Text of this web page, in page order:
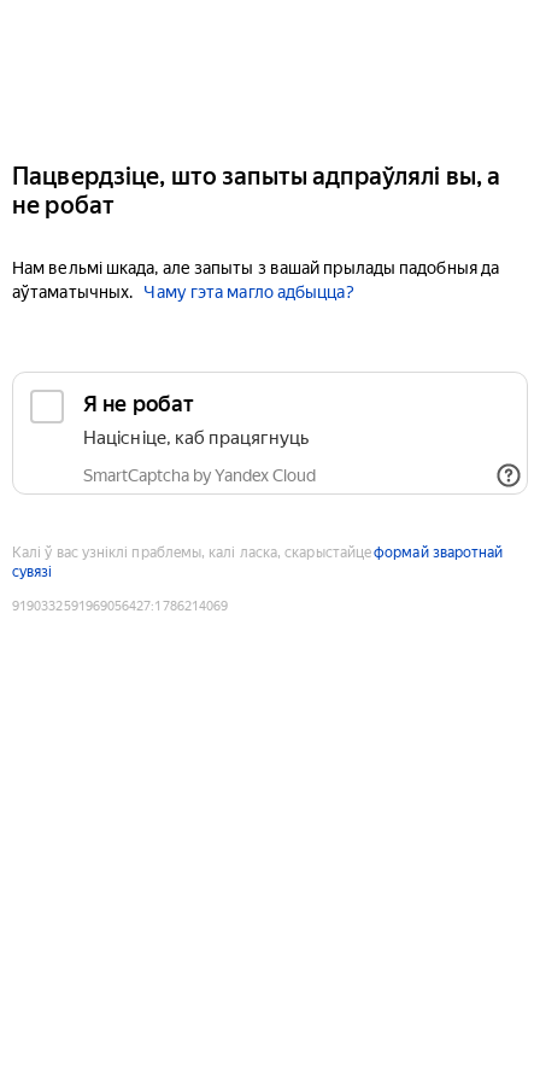
Пацвердзіце, што запыты адпраўлялі вы, а
не робат
Нам вельмі шкада, але запыты з вашай прылады падобныя да
аўтаматычных.
Чаму гэта магло адбыцца?
Я не робат
Націсніце, каб працягнуць
SmartCaptcha by Yandex Cloud
Калі ў вас узніклі праблемы, калі ласка, скарыстайцеформай зваротнай
сувязі
9190332591969056427:1786214069